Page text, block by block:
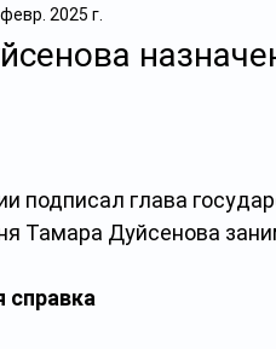
2025 г.
подписал глава
Тамара Дуйсенова
справка